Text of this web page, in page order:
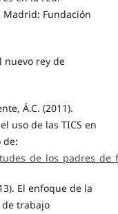
Fundación
nuevo rey de
Á.C. (2011).
uso de las TICS en
de:
El enfoque de la
trabajo